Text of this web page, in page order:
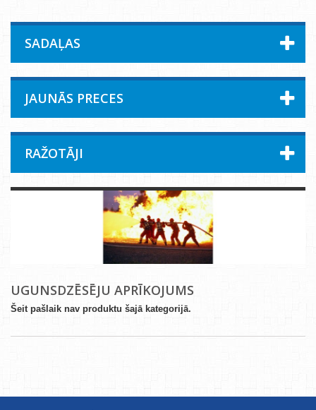
SADAĻAS
JAUNĀS PRECES
RAŽOTĀJI
UGUNSDZĒSĒJU APRĪKOJUMS
Šeit pašlaik nav produktu šajā kategorijā.